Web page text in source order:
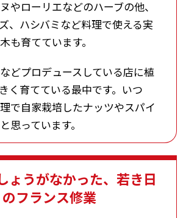
やローリエなどのハーブの他、
、ハシバミなど料理で使える実
も育てています。
どプロデュースしている店に植
く育てている最中です。いつ
で自家栽培したナッツやスパイ
思っています。
ょうがなかった、若き日
のフランス修業